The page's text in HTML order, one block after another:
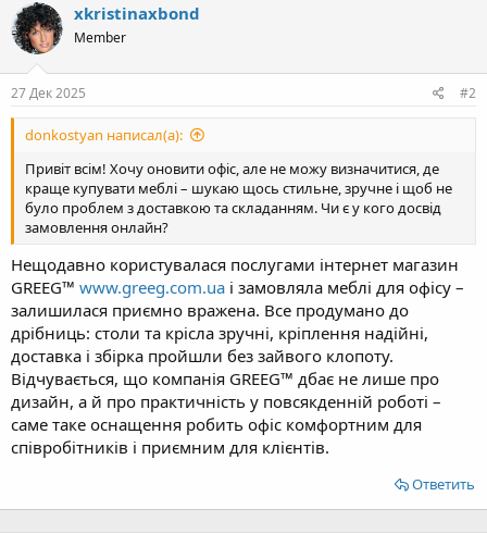
xkristinaxbond
Member
27 Дек 2025 #2
donkostyan написал(а):
Привіт всім! Хочу оновити офіс, але не можу визначитися, де
краще купувати меблі – шукаю щось стильне, зручне і щоб не
було проблем з доставкою та складанням. Чи є у кого досвід
замовлення онлайн?
Нещодавно користувалася послугами інтернет магазин
GREEG™ www.greeg.com.ua і замовляла меблі для офісу –
залишилася приємно вражена. Все продумано до
дрібниць: столи та крісла зручні, кріплення надійні,
доставка і збірка пройшли без зайвого клопоту.
Відчувається, що компанія GREEG™ дбає не лише про
дизайн, а й про практичність у повсякденній роботі –
саме таке оснащення робить офіс комфортним для
співробітників і приємним для клієнтів.
Ответить